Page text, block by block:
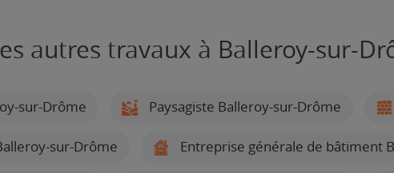
autres travaux à Balleroy-sur-
sur-Drôme Paysagiste Balleroy-sur-Drôme
sur-Drôme Entreprise générale de bâtiment